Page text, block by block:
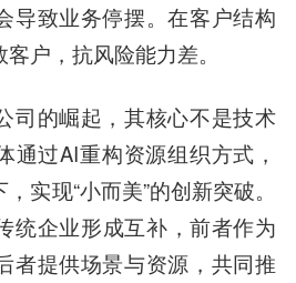
导致业务停摆。在客户结构
户，抗风险能力差。
司的崛起，其核心不是技术
通过AI重构资源组织方式，
实现“小而美”的创新突破。
统企业形成互补，前者作为
者提供场景与资源，共同推